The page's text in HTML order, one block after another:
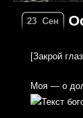
23 Сен
[Закрой
Моя — о